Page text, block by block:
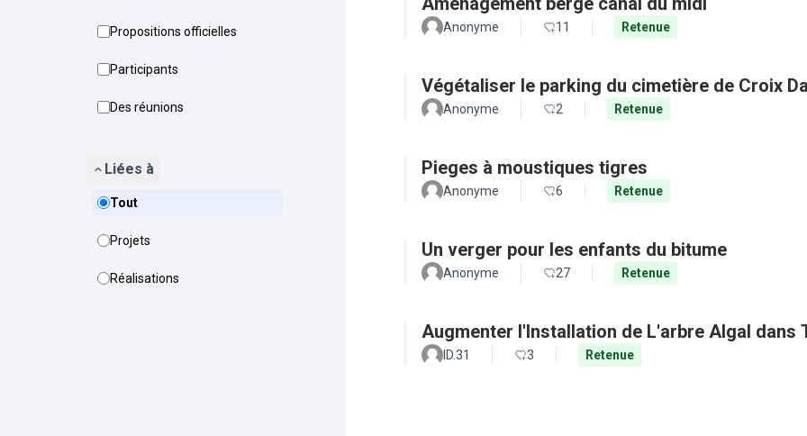
Propositions officielles
Participants
Des réunions
Liées à
Tout
Projets
Réalisations
Anonyme 11 Retenue
Végétaliser le parking du cimetière de Croix
Anonyme 2 Retenue
Pieges à moustiques tigres
Anonyme 6 Retenue
Un verger pour les enfants du bitume
Anonyme 27 Retenue
Augmenter l'Installation de L'arbre Algal dans
ID.31 3 Retenue